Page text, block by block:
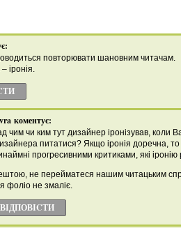
повторювати шановним читачам.
іронія.
коментує:
чим чи ким тут дизайнер іронізував,
питатися? Якщо іронія доречна,
прогресивними критиками, які іронію
не перейматеся нашим читацьким
фоліо не змаліє.
ВІДПОВІCТИ